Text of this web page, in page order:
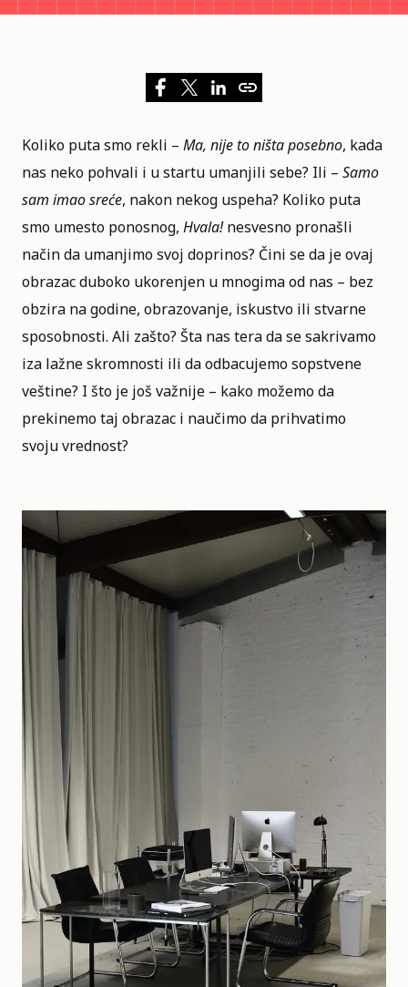
Koliko puta smo rekli – Ma, nije to ništa posebno, kada
nas neko pohvali i u startu umanjili sebe? Ili – Samo
sam imao sreće, nakon nekog uspeha? Koliko puta
smo umesto ponosnog, Hvala!nesvesno pronašli
način da umanjimo svoj doprinos? Čini se da je ovaj
obrazac duboko ukorenjen u mnogima od nas – bez
obzira na godine, obrazovanje, iskustvo ili stvarne
sposobnosti. Ali zašto? Šta nas tera da se sakrivamo
iza lažne skromnosti ili da odbacujemo sopstvene
veštine? I što je još važnije – kako možemo da
prekinemo taj obrazac i naučimo da prihvatimo
svoju vrednost?